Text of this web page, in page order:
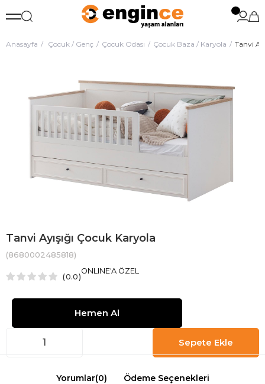
Anasayfa Çocuk / Genç Çocuk Odası Çocuk Baza / Karyola Tanvi
Tanvi Ayışığı Çocuk Karyola
(8680002485818)
0.0
ONLINE'A ÖZEL
Yorumlar(0) Ödeme Seçenekleri